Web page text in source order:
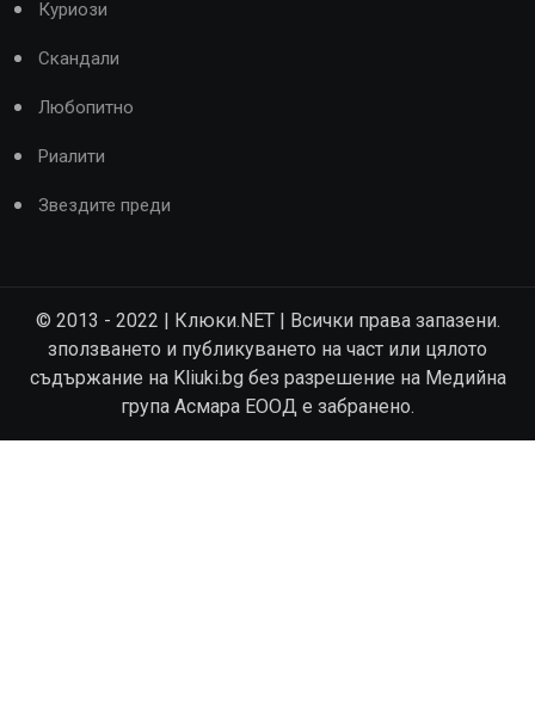
Куриози
Скандали
Любопитно
Риалити
Звездите преди
© 2013 - 2022 | Клюки.NET | Всички права запазени.
зползването и публикуването на част или цялото
съдържание на Kliuki.bg без разрешение на Медийна
група Асмара ЕООД е забранено.